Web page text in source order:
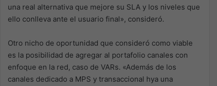
una real alternativa que mejore su SLA y los niveles que
ello conlleva ante el usuario final», consideró.
Otro nicho de oportunidad que consideró como viable
es la posibilidad de agregar al portafolio canales con
enfoque en la red, caso de VARs. «Además de los
canales dedicado a MPS y transaccional hya una